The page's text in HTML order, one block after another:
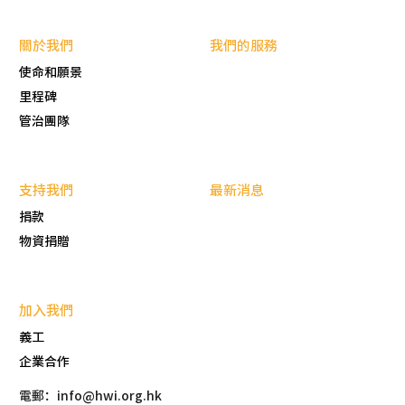
關於我們
使命和願景
里程碑
管治團隊
我們的服務
支持我們
捐款
物資捐贈
最新消息
加入我們
義工
企業合作
電郵：info@hwi.org.hk